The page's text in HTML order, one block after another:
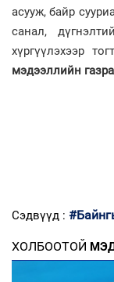
асууж, байр
санал,
хүргүүлэхээр
мэдээллийн
Сэдвүүд :
ХОЛБООТОЙ